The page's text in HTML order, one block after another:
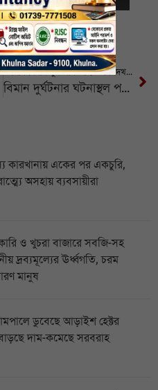
উত্তরায় বিমান দুর্ঘটনায় আহতদের দেখতে হাসপাতালে ছুটে গেলেন ছয় উপদেষ্টা
বিমান দুর্ঘটনার ঘটনাস্থল পরিদর্শনে বিএনপির প্রতিনিধি দল
কারখানায় একের পর একচুরি,
অসহায় ব্যবসায়ীরা
ও খুচরা বাজারে সবজি-সহ
দ্রব্যমূল্যের ঊর্ধ্বগতি, চরম
মানুষ
ডুবেছে আড়াইশ হেক্টর
দাম-কমেছে সরবরাহ